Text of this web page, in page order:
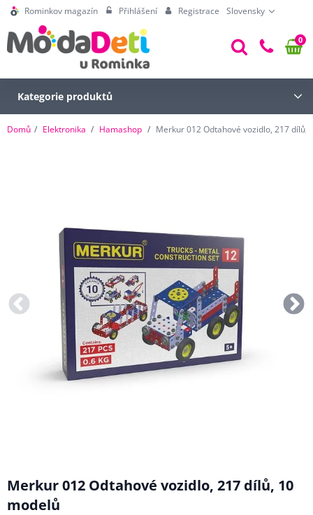
Rominkov magazín Přihlášení Registrace Slovensky
0
Kategorie produktů
Domů Elektronika Hamashop Merkur 012 Odtahové vozidlo, 217 dílů,
Merkur 012 Odtahové vozidlo, 217 dílů, 10
modelů